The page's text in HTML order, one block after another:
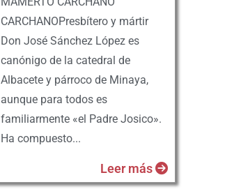
CARCHANOPresbítero y mártir
Don José Sánchez López es
canónigo de la catedral de
Albacete y párroco de Minaya,
aunque para todos es
familiarmente «el Padre Josico».
Ha compuesto...
Leer más